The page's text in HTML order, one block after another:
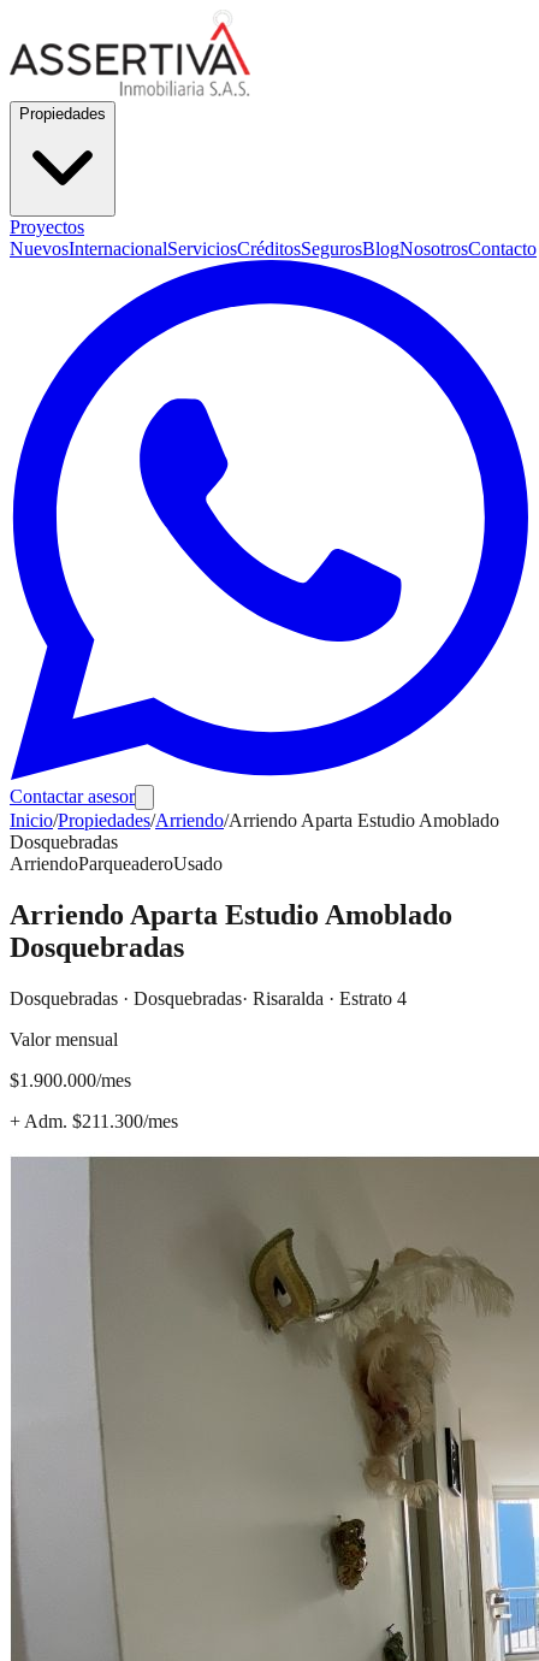
Propiedades
Proyectos
NuevosInternacionalServiciosCréditosSegurosBlogNosotrosContacto
Contactar asesor
Inicio/Propiedades/Arriendo/Arriendo Aparta Estudio Amoblado
Dosquebradas
ArriendoParqueaderoUsado
Arriendo Aparta Estudio Amoblado
Dosquebradas
Dosquebradas · Dosquebradas· Risaralda · Estrato 4
Valor mensual
$1.900.000/mes
+ Adm. $211.300/mes